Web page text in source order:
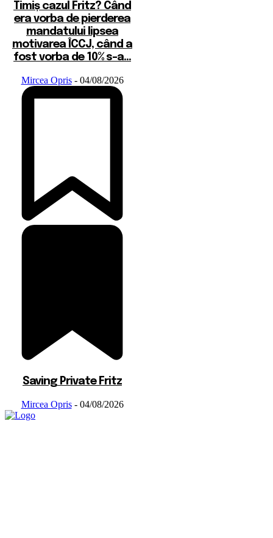
Timiș cazul Fritz? Când
era vorba de pierderea
mandatului lipsea
motivarea ÎCCJ, când a
fost vorba de 10% s-a...
Mircea Opris - 04/08/2026
Saving Private Fritz
Mircea Opris - 04/08/2026